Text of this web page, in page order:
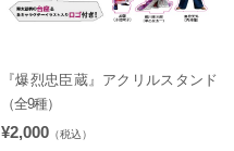
『爆烈忠臣蔵』アクリルスタンド
（全9種）
¥2,000 （税込）